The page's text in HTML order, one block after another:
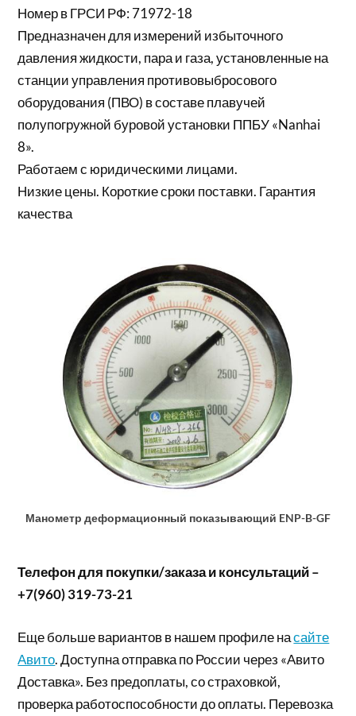
Номер в ГРСИ РФ: 71972-18
Предназначен для измерений избыточного
давления жидкости, пара и газа, установленные на
станции управления противовыбросового
оборудования (ПВО) в составе плавучей
полупогружной буровой установки ППБУ «Nanhai
8».
Работаем с юридическими лицами.
Низкие цены. Короткие сроки поставки. Гарантия
качества
Манометр деформационный показывающий ENP-B-GF
Телефон для покупки/заказа и консультаций –
+7(960) 319-73-21
Еще больше вариантов в нашем профиле насайте
Авито. Доступна отправка по России через «Авито
Доставка». Без предоплаты, со страховкой,
проверка работоспособности до оплаты. Перевозка